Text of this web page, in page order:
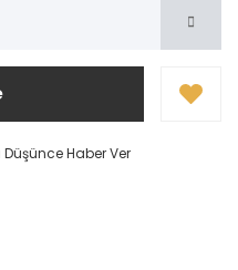
Düşünce Haber Ver